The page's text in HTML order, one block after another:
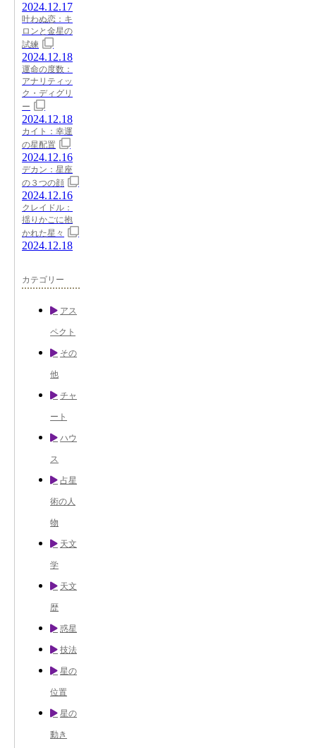
2024.12.17
叶わぬ恋：キ
ロンと金星の
試練
2024.12.18
運命の度数：
アナリティッ
ク・ディグリ
ー
2024.12.18
カイト：幸運
の星配置
2024.12.16
デカン：星座
の３つの顔
2024.12.16
クレイドル：
揺りかごに抱
かれた星々
2024.12.18
カテゴリー
アス
ペクト
その
他
チャ
ート
ハウ
ス
占星
術の人
物
天文
学
天文
歴
惑星
技法
星の
位置
星の
動き